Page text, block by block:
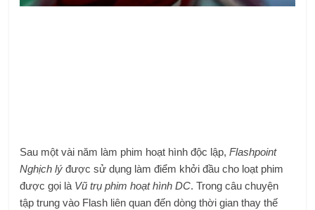
Sau một vài năm làm phim hoạt hình độc lập,Flashpoint
Nghịch lýđược sử dụng làm điểm khởi đầu cho loạt phim
được gọi là Vũ trụ phim hoạt hình DC. Trong câu chuyện
tập trung vào Flash liên quan đến dòng thời gian thay thế